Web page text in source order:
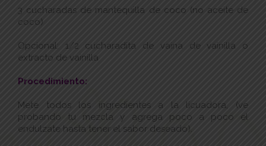
3 cucharadas de mantequilla de coco (no aceite de
coco)
Opcional: 1/2 cucharadita de vaina de vainilla o
extracto de vainilla
Procedimiento:
Mete todos los ingredientes a la licuadora, (ve
probando tu mezcla y agrega poco a poco el
endulzate hasta tener el sabor deseado).